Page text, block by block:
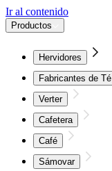
Ir al contenido
Productos
Hervidores
Fabricantes de Té
Verter
Cafetera
Café
Sámovar